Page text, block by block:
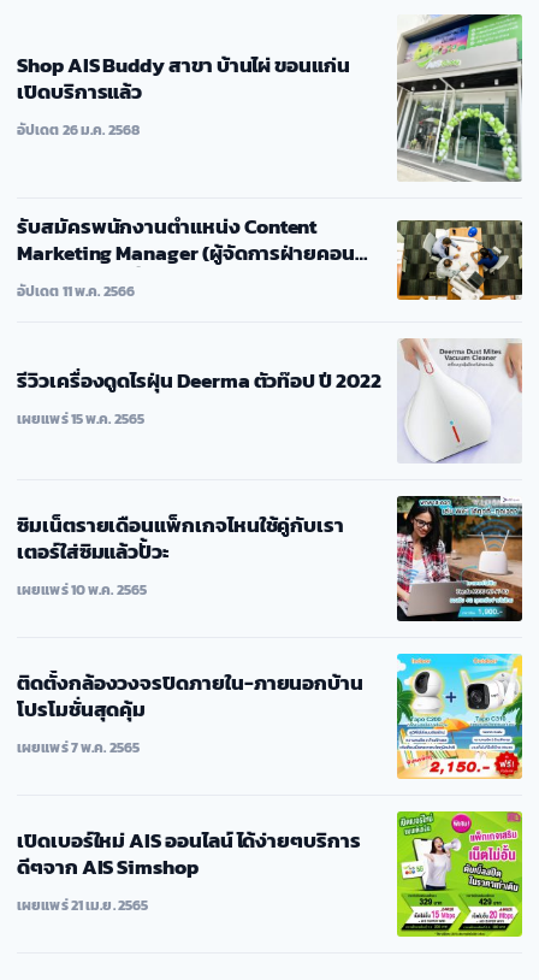
Shop AIS Buddy สาขา บ้านไผ่ ขอนแก่น
เปิดบริการแล้ว
อัปเดต 26 ม.ค. 2568
รับสมัครพนักงานตำแหน่ง Content
Marketing Manager (ผู้จัดการฝ่ายคอน
เทนต์มาร์เก็ตติ้ง)
อัปเดต 11 พ.ค. 2566
รีวิวเครื่องดูดไรฝุ่น Deerma ตัวท๊อป ปี 2022
เผยแพร่ 15 พ.ค. 2565
ซิมเน็ตรายเดือนแพ็กเกจไหนใช้คู่กับเรา
เตอร์ใส่ซิมแล้วปั้วะ
เผยแพร่ 10 พ.ค. 2565
ติดตั้งกล้องวงจรปิดภายใน-ภายนอกบ้าน
โปรโมชั่นสุดคุ้ม
เผยแพร่ 7 พ.ค. 2565
เปิดเบอร์ใหม่ AIS ออนไลน์ ได้ง่ายๆบริการ
ดีๆจาก AIS Simshop
เผยแพร่ 21 เม.ย. 2565